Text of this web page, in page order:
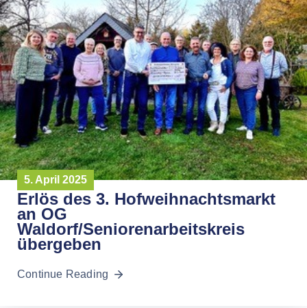
5. April 2025
Erlös des 3. Hofweihnachtsmarkt
an OG
Waldorf/Seniorenarbeitskreis
übergeben
Continue Reading